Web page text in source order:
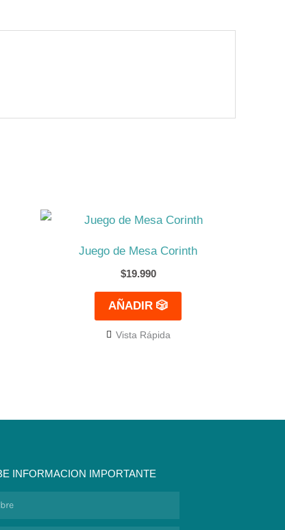
Juego de Mesa Corinth
$19.990
AÑADIR 🎲
Vista Rápida
INFORMACION IMPORTANTE